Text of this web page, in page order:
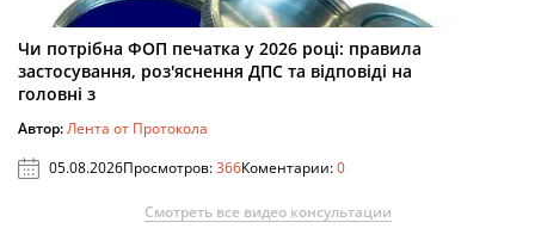
Чи потрібна ФОП печатка у 2026 році: правила
застосування, роз'яснення ДПС та відповіді на
головні з
Автор:Лента от Протокола
05.08.2026Просмотров:366Коментарии:0
Смотреть все видео консультации